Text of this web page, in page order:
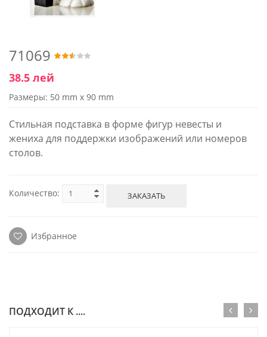
71069
38.5 лей
Размеры: 50 mm x 90 mm
Стильная подставка в форме фигур невесты и
жениха для поддержки изображений или номеров
столов.
Количество: ЗАКАЗАТЬ
Избранное
ПОДХОДИТ К ....